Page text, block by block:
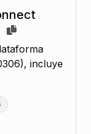
incluye